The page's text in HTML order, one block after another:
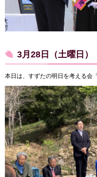
3月28日（土曜日）
本日は、すずたの明日を考える会